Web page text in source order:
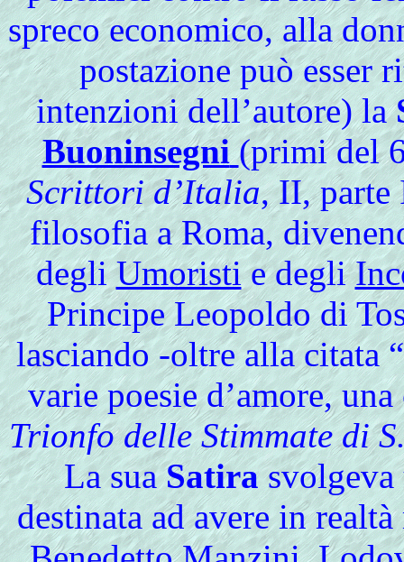
spreco economico, alla
postazione può esser
intenzioni dell’autore) la
Buoninsegni (primi del
Scrittori d’Italia, II, parte
filosofia a Roma,
degliUmoristie degli
Principe Leopoldo di
lasciando -oltre alla citata
varie poesie d’amore,
Trionfo delle Stimmate di
La suaSatirasvolgeva
destinata ad avere in